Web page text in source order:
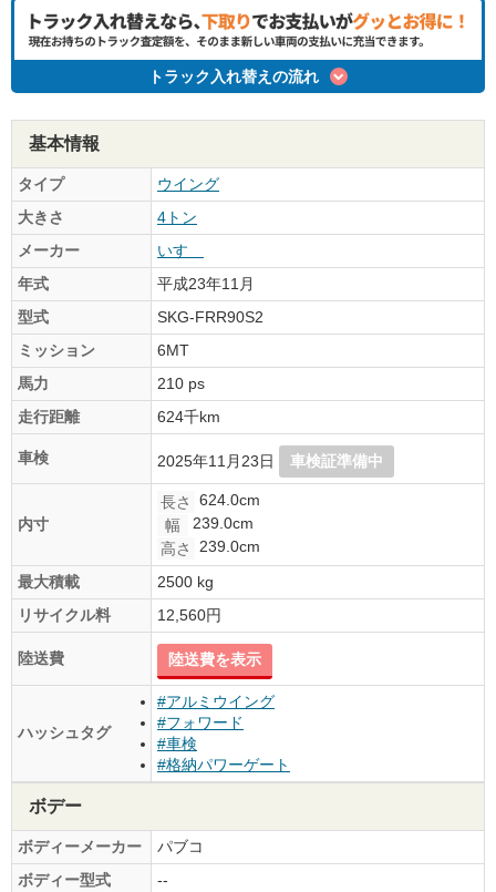
トラック入れ替えの流れ
基本情報
タイプ
ウイング
大きさ
4トン
メーカー
いすゞ
年式
平成23年11月
型式
SKG-FRR90S2
ミッション
6MT
馬力
210 ps
走行距離
624千km
車検 2025年11月23日 車検証準備中
内寸
長さ
624.0cm
幅
239.0cm
高さ
239.0cm
最大積載
2500 kg
リサイクル料
12,560円
陸送費 陸送費を表示
ハッシュタグ
#アルミウイング
#フォワード
#車検
#格納パワーゲート
ボデー
ボディーメーカー
パブコ
ボディー型式
--